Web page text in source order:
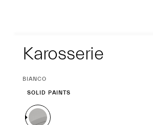
Karosserie
CURRENT
BIANCO
SOLID PAINTS